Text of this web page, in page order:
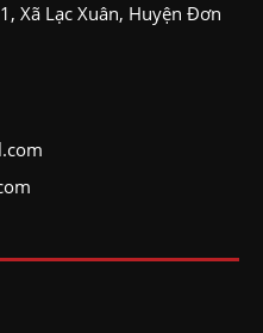
Xã Lạc Xuân, Huyện Đơn